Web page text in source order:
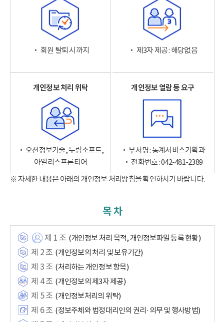
‧ 회원 탈퇴 시까지 ‧ 제3자 제공 : 해당없음
개인정보 처리 위탁
‧ 오션정보기술, 누림소프트,
아일리스프론티어
개인정보 열람 등 요구
‧ 부서명 : 통계서비스기획과
‧ 전화번호 : 042-481-2389
※ 자세한 내용은 아래의 개인정보 처리방침을 확인하시기 바랍니다.
목 차
제 1 조 (개인정보 처리 목적, 개인정보파일 등록 현황)
제 2 조 (개인정보의 처리 및 보유기간)
제 3 조 (처리하는 개인정보 항목)
제 4 조 (개인정보의 제3자 제공)
제 5 조 (개인정보처리의 위탁)
제 6 조 (정보주체와 법정대리인의 권리·의무 및 행사방법)